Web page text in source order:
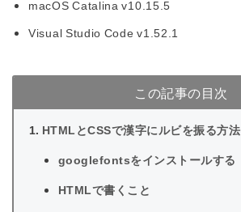
macOS Catalina v10.15.5
Visual Studio Code v1.52.1
この記事の目次
HTMLとCSSで漢字にルビを振る方法
googlefontsをインストールする
HTMLで書くこと